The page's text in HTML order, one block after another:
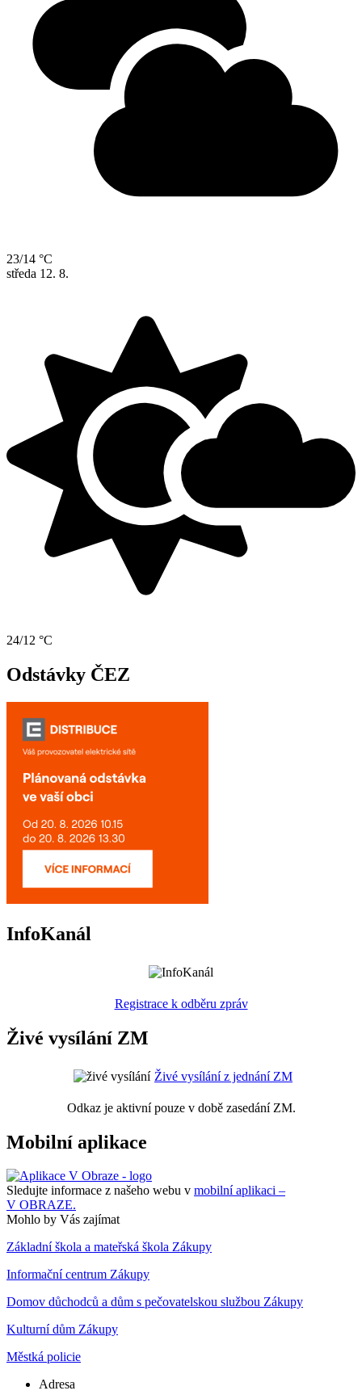
23/14 °C
středa 12. 8.
24/12 °C
Odstávky ČEZ
InfoKanál
Registrace k odběru zpráv
Živé vysílání ZM
Živé vysílání z jednání ZM
Odkaz je aktivní pouze v době zasedání ZM.
Mobilní aplikace
Sledujte informace z našeho webu v mobilní aplikaci –
V OBRAZE.
Mohlo by Vás zajímat
Základní škola a mateřská škola Zákupy
Informační centrum Zákupy
Domov důchodců a dům s pečovatelskou službou Zákupy
Kulturní dům Zákupy
Městká policie
Adresa